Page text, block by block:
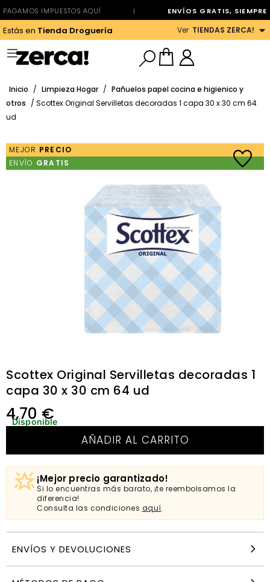
PAGAMOS IMPUESTOS AQUÍ | ENVÍOS GRATIS, SIEMPRE
Estás en Tienda Droguería Ver TIENDAS ZERCA!
Inicio / Limpieza Hogar / Pañuelos papel cocina e higienico y
otros / Scottex Original Servilletas decoradas 1 capa 30 x 30 cm 64
ud
MEJOR PRECIO
ENVÍO GRATIS
Scottex Original Servilletas decoradas 1
capa 30 x 30 cm 64 ud
4,70 €
Disponible
AÑADIR AL CARRITO
¡Mejor precio garantizado!
Si lo encuentras más barato, ¡te reembolsamos la
diferencia!
Consulta las condiciones aquí.
ENVÍOS Y DEVOLUCIONES